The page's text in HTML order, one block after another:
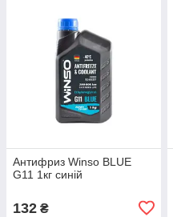
Антифриз Winso BLUE
G11 1кг синій
132 ₴